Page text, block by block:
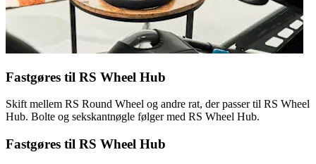
Fastgøres til RS Wheel Hub
Skift mellem RS Round Wheel og andre rat, der passer til RS Wheel
Hub. Bolte og sekskantnøgle følger med RS Wheel Hub.
Fastgøres til RS Wheel Hub